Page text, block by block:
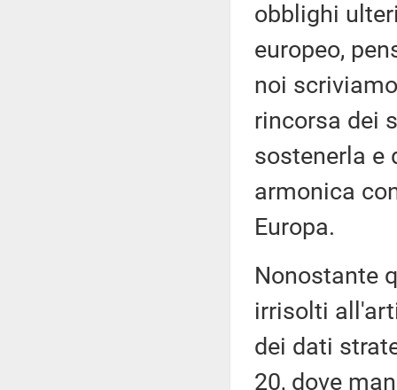
obblighi
europeo,
noi
rincorsa dei
sostenerla e
armonica
Europa.
Nonostante
irrisolti
dei dati
20, dove